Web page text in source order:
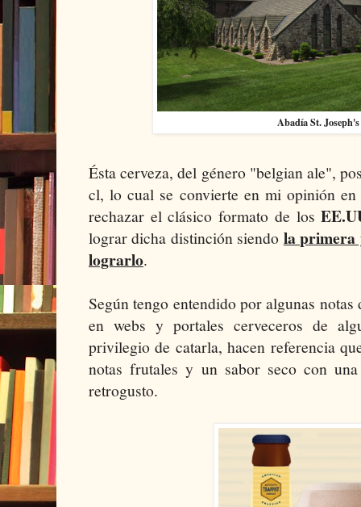
Abadía St. Joseph's
Ésta cerveza, del género "belgian ale",
cl, lo cual se convierte en mi opinión
rechazar el clásico formato de los
lograr dicha distinción siendo la primera
lograrlo.
Según tengo entendido por algunas
en webs y portales cerveceros de
privilegio de catarla, hacen referencia
notas frutales y un sabor seco con
retrogusto.